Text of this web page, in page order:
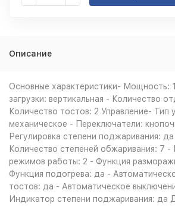
Описание
Основные характеристики- Мощность:
загрузки: вертикальная - Количество
Количество тостов: 2 Управление- Тип
механическое - Переключатели:
Регулировка степени поджаривания:
Количество степеней обжаривания: 7 -
режимов работы: 2 - Функция
Функция подогрева: да -
тостов: да - Автоматическое
Индикатор степени поджаривания: да